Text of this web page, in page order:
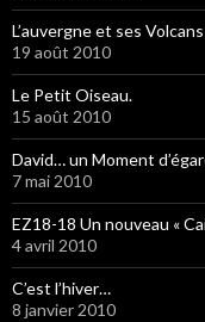
L’auvergne et ses
19 août 2010
Le Petit Oiseau.
15 août 2010
David… un Moment
7 mai 2010
EZ18-18 Un nouveau «
4 avril 2010
C’est l’hiver…
8 janvier 2010